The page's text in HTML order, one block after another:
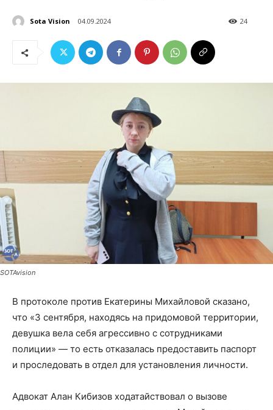
Sota Vision 04.09.2024 24
SOTAvision
В протоколе против Екатерины Михайловой сказано,
что «3 сентября, находясь на придомовой территории,
девушка вела себя агрессивно с сотрудниками
полиции» — то есть отказалась предоставить паспорт
и проследовать в отдел для установления личности.
Адвокат Алан Кибизов ходатайствовал о вызове